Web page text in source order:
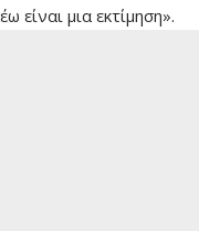
μια εκτίμηση».